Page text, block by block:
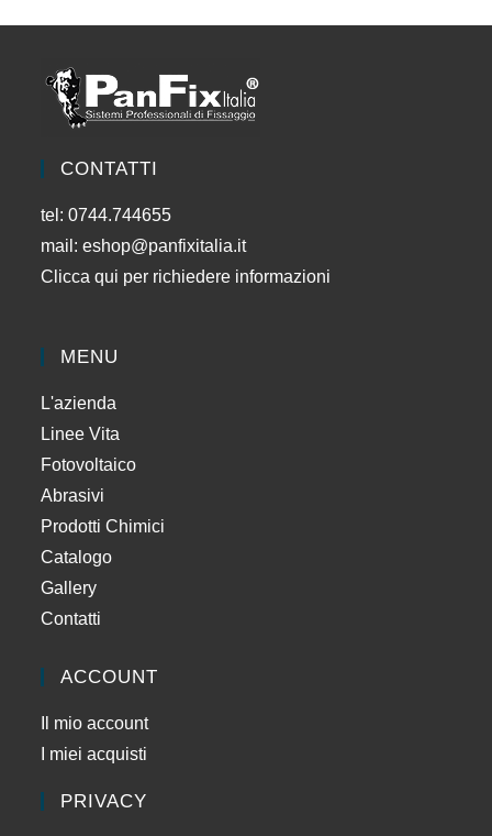
CONTATTI
tel: 0744.744655
mail:eshop@panfixitalia.it
Clicca qui per richiedere informazioni
MENU
L'azienda
Linee Vita
Fotovoltaico
Abrasivi
Prodotti Chimici
Catalogo
Gallery
Contatti
ACCOUNT
Il mio account
I miei acquisti
PRIVACY